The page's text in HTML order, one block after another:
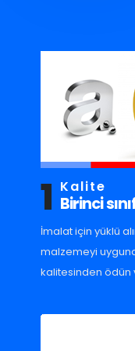
1 Kalite
Birinci
İmalat için yüklü
malzemeyi
kalitesinden ödün